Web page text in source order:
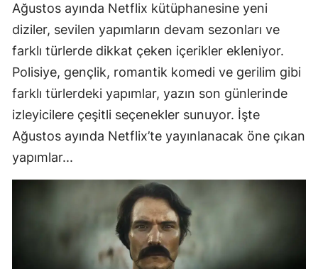
Ağustos ayında Netflix kütüphanesine yeni
diziler, sevilen yapımların devam sezonları ve
farklı türlerde dikkat çeken içerikler ekleniyor.
Polisiye, gençlik, romantik komedi ve gerilim gibi
farklı türlerdeki yapımlar, yazın son günlerinde
izleyicilere çeşitli seçenekler sunuyor. İşte
Ağustos ayında Netflix’te yayınlanacak öne çıkan
yapımlar...